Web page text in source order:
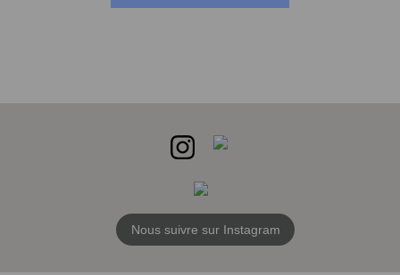
Nous suivre sur Instagram